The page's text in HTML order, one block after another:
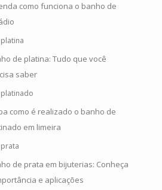
como funciona o banho de
de platina: Tudo que você
saber
como é realizado o banho de
em limeira
de prata em bijuterias: Conheça
e aplicações